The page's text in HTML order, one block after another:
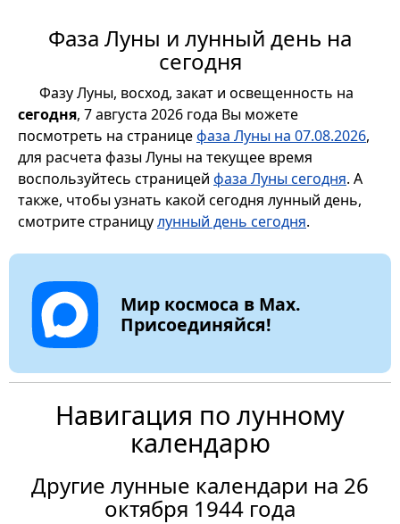
Фаза Луны и лунный день на
сегодня
Фазу Луны, восход, закат и освещенность на
сегодня, 7 августа 2026 года Вы можете
посмотреть на страницефаза Луны на 07.08.2026,
для расчета фазы Луны на текущее время
воспользуйтесь страницей фаза Луны сегодня. А
также, чтобы узнать какой сегодня лунный день,
смотрите страницулунный день сегодня.
Мир космоса в Max.
Присоединяйся!
Навигация по лунному
календарю
Другие лунные календари на 26
октября 1944 года